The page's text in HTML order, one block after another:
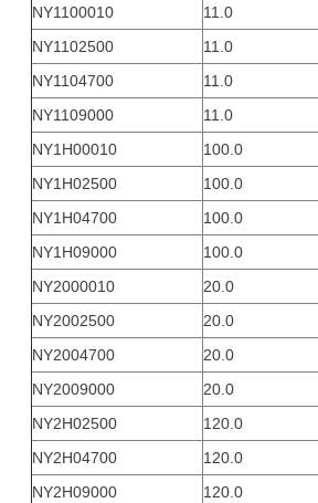
NY1100010 11.0
NY1102500
11.0
NY1104700
11.0
NY1109000
11.0
NY1H00010
100.0
NY1H02500
100.0
NY1H04700
100.0
NY1H09000
100.0
NY2000010
20.0
NY2002500
20.0
NY2004700
20.0
NY2009000
20.0
NY2H02500
120.0
NY2H04700
120.0
NY2H09000
120.0